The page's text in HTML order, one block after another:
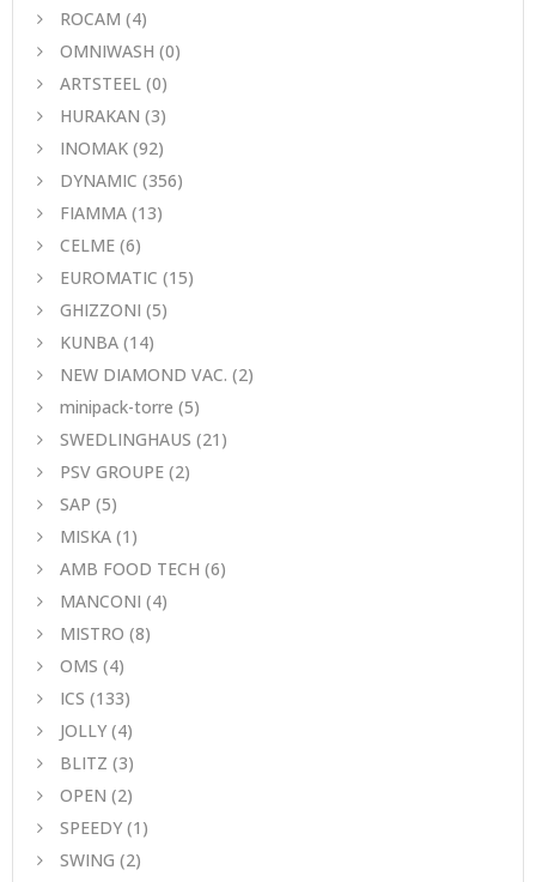
ROCAM (4)
OMNIWASH (0)
ARTSTEEL (0)
HURAKAN (3)
INOMAK (92)
DYNAMIC (356)
FIAMMA (13)
CELME (6)
EUROMATIC (15)
GHIZZONI (5)
KUNBA (14)
NEW DIAMOND VAC. (2)
minipack-torre (5)
SWEDLINGHAUS (21)
PSV GROUPE (2)
SAP (5)
MISKA (1)
AMB FOOD TECH (6)
MANCONI (4)
MISTRO (8)
ΟΜS (4)
ICS (133)
JOLLY (4)
BLITZ (3)
OPEN (2)
SPEEDY (1)
SWING (2)